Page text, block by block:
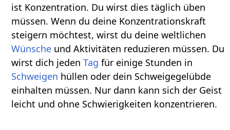
ist Konzentration. Du wirst dies täglich üben
müssen. Wenn du deine Konzentrationskraft
steigern möchtest, wirst du deine weltlichen
Wünsche und Aktivitäten reduzieren müssen. Du
wirst dich jedenTag für einige Stunden in
Schweigen hüllen oder dein Schweigegelübde
einhalten müssen. Nur dann kann sich der Geist
leicht und ohne Schwierigkeiten konzentrieren.